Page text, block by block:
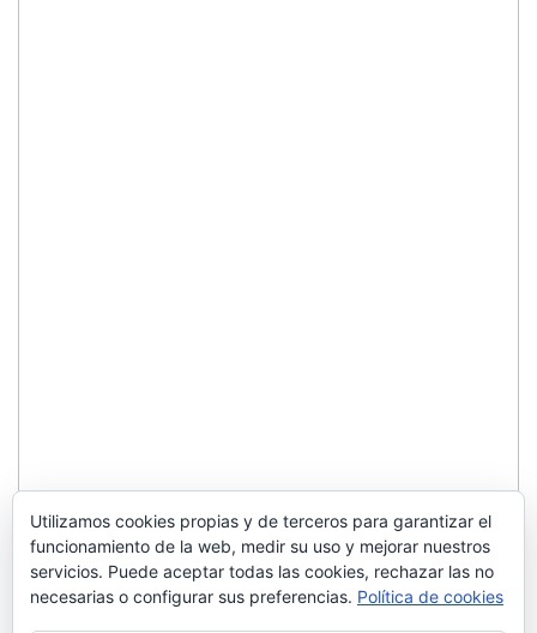
Utilizamos cookies propias y de terceros para garantizar el
funcionamiento de la web, medir su uso y mejorar nuestros
servicios. Puede aceptar todas las cookies, rechazar las no
necesarias o configurar sus preferencias. Política de cookies